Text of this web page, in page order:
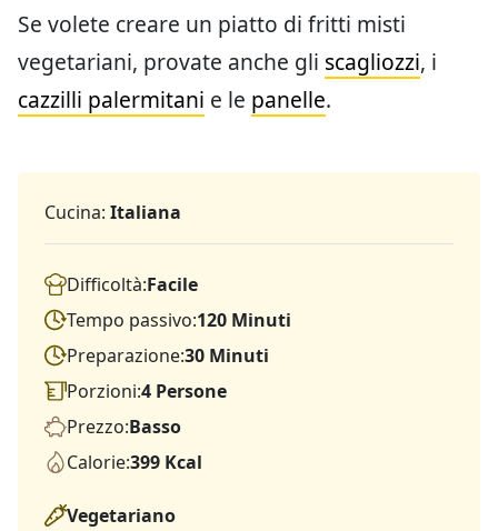
Se volete creare un piatto di fritti misti
vegetariani, provate anche gli scagliozzi, i
cazzilli palermitani e le panelle.
Cucina: Italiana
Difficoltà:Facile
Tempo passivo:120 Minuti
Preparazione:30 Minuti
Porzioni:4 Persone
Prezzo:Basso
Calorie:399 Kcal
Vegetariano